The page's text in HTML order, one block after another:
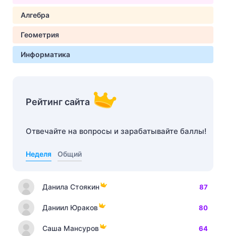
Алгебра
Геометрия
Информатика
Рейтинг сайта
Отвечайте на вопросы и зарабатывайте баллы!
Неделя Общий
Данила Стоякин 87
Даниил Юраков 80
Саша Мансуров 64